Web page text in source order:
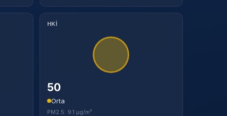
HKİ
50
Orta
PM2.5: 9.1 µg/m³